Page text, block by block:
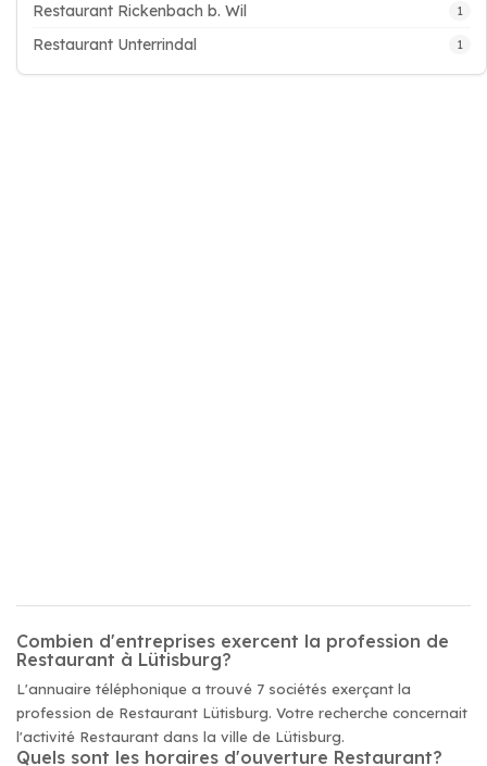
Restaurant Rickenbach b. Wil 1
Restaurant Unterrindal 1
Combien d'entreprises exercent la profession de
Restaurant à Lütisburg?
L'annuaire téléphonique a trouvé 7 sociétés exerçant la
profession de Restaurant Lütisburg. Votre recherche concernait
l'activité Restaurant dans la ville de Lütisburg.
Quels sont les horaires d'ouverture Restaurant?